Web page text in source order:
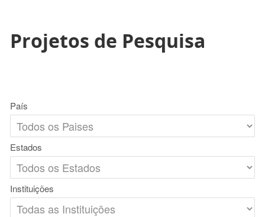
Projetos de Pesquisa
País
Estados
Instituições